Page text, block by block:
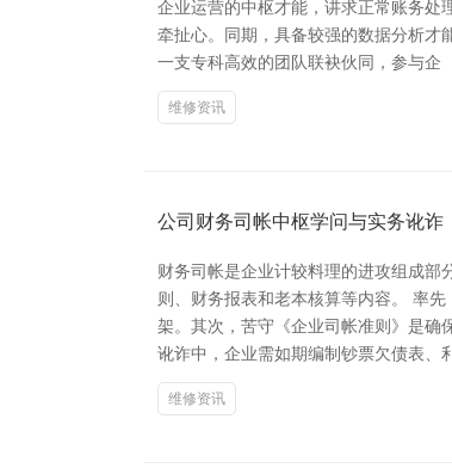
企业运营的中枢才能，讲求正常账务处
牵扯心。同期，具备较强的数据分析才
一支专科高效的团队联袂伙同，参与企
维修资讯
公司财务司帐中枢学问与实务讹诈
财务司帐是企业计较料理的进攻组成部
则、财务报表和老本核算等内容。 率
架。其次，苦守《企业司帐准则》是确
讹诈中，企业需如期编制钞票欠债表、
维修资讯